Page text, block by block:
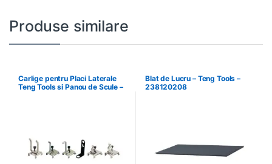
Produse similare
Carlige pentru Placi Laterale
Teng Tools si Panou de Scule –
Blat de Lucru – Teng Tools –
238120208